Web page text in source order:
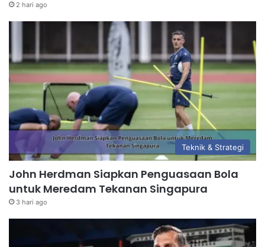
2 hari ago
Teknik & Strategi
John Herdman Siapkan Penguasaan Bola
untuk Meredam Tekanan Singapura
3 hari ago